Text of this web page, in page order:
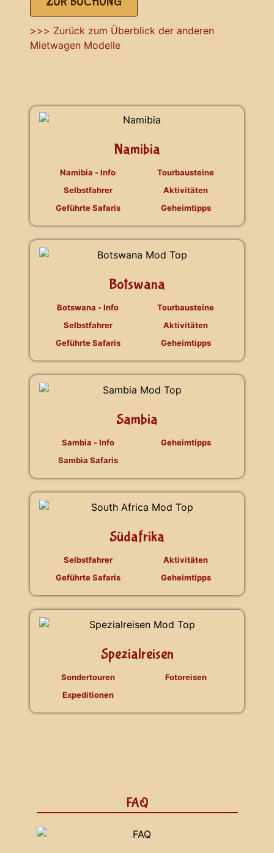
>>> Zurück zum Überblick der anderen
Mietwagen Modelle
Namibia
Namibia - Info
Selbstfahrer
Geführte Safaris
Tourbausteine
Aktivitäten
Geheimtipps
Botswana
Botswana - Info
Selbstfahrer
Geführte Safaris
Tourbausteine
Aktivitäten
Geheimtipps
Sambia
Sambia - Info
Sambia Safaris
Geheimtipps
Südafrika
Selbstfahrer
Geführte Safaris
Aktivitäten
Geheimtipps
Spezialreisen
Sondertouren
Expeditionen
Fotoreisen
FAQ